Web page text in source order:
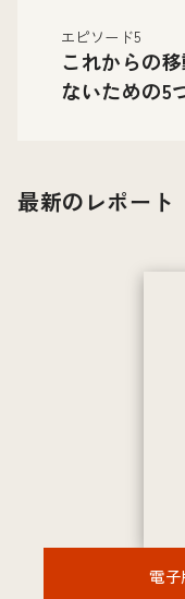
エピソード5
これからの
ないための5
最新のレポート
電子